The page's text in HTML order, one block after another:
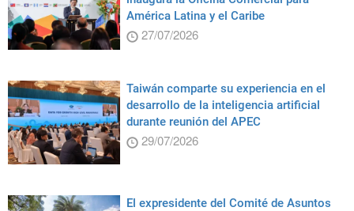
América Latina y el Caribe
27/07/2026
Taiwán comparte su experiencia en el
desarrollo de la inteligencia artificial
durante reunión del APEC
29/07/2026
El expresidente del Comité de Asuntos